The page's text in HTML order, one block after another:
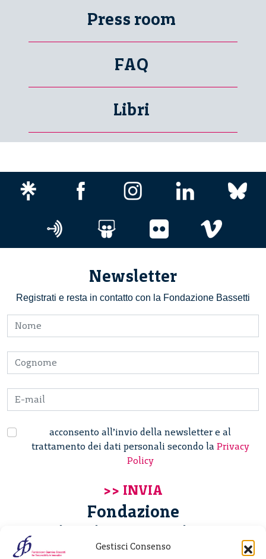
Gestisci Consenso
Press room
FAQ
Libri
Newsletter
Registrati e resta in contatto con la Fondazione Bassetti
acconsento all’invio della newsletter e al
trattamento dei dati personali secondo la Privacy
Policy
Fondazione
Giannino Bassetti ETS